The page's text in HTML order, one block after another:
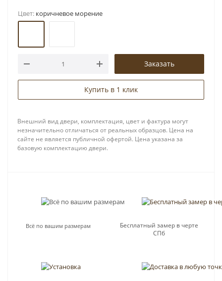
Цвет: коричневое морение
Заказать
Купить в 1 клик
Внешний вид двери, комплектация, цвет и фактура могут
незначительно отличаться от реальных образцов. Цена на
сайте не является публичной офертой. Цена указана за
базовую комплектацию двери.
Всё по вашим размерам
Бесплатный замер в черте
СПб